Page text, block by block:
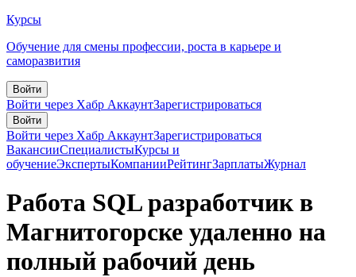
Курсы
Обучение для смены профессии, роста в карьере и
саморазвития
Войти
Войти через Хабр АккаунтЗарегистрироваться
Войти
Войти через Хабр АккаунтЗарегистрироваться
ВакансииСпециалистыКурсы и
обучениеЭкспертыКомпанииРейтингЗарплатыЖурнал
Работа SQL разработчик в
Магнитогорске удаленно на
полный рабочий день